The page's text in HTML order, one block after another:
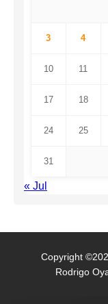
3 4
10 11
17 18
24 25
31
« Jul
Copyright
Rodrigo